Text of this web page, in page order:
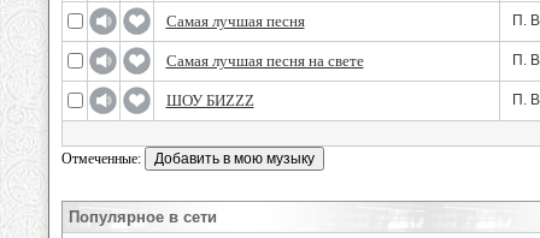
Самая лучшая песня П.
Самая лучшая песня на свете П.
ШОУ БИZZZ П.
Отмеченные:
Популярное в сети